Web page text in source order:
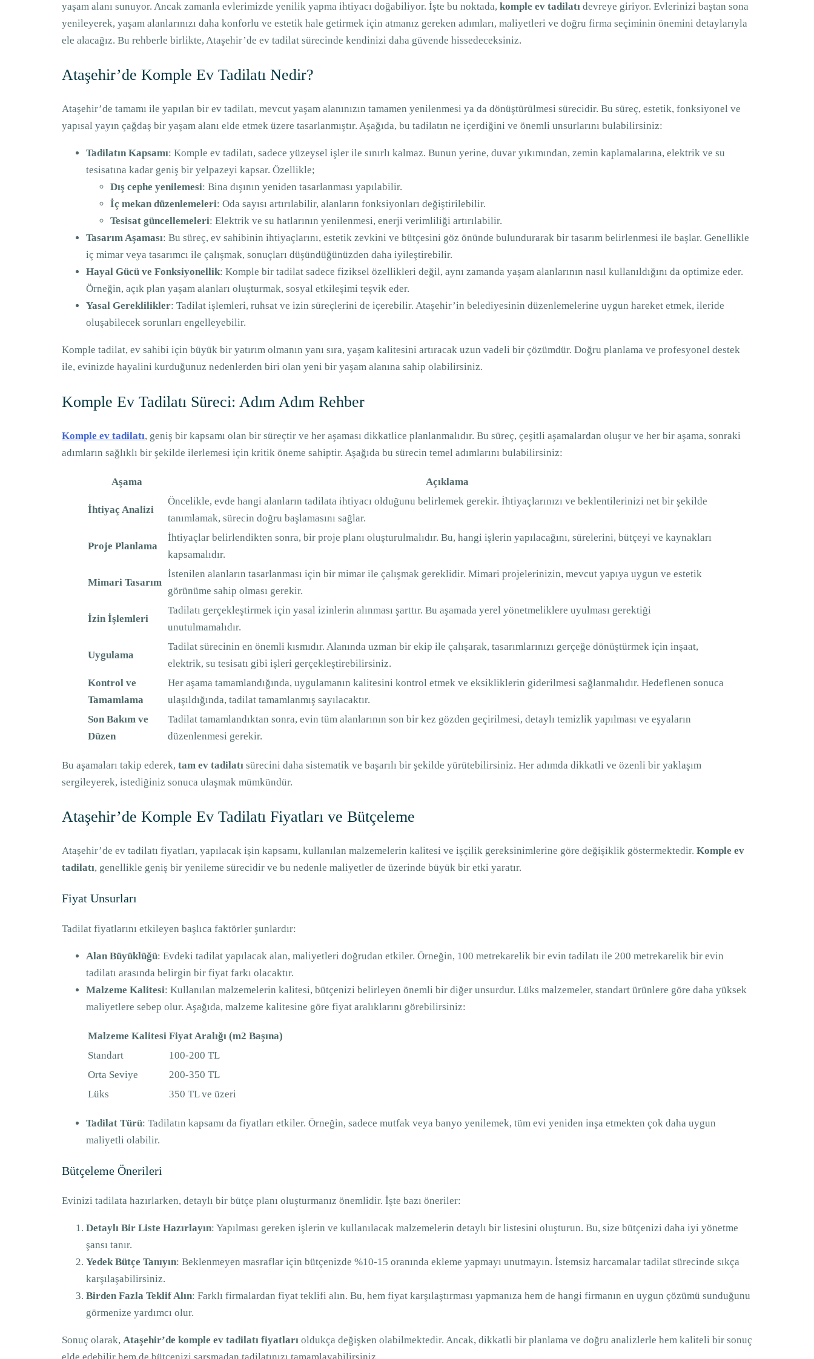
yaşam alanı sunuyor. Ancak zamanla evlerimizde yenilik yapma ihtiyacı doğabiliyor. İşte bu noktada, komple ev tadilatı devreye giriyor. Evlerinizi baştan sona
yenileyerek, yaşam alanlarınızı daha konforlu ve estetik hale getirmek için atmanız gereken adımları, maliyetleri ve doğru firma seçiminin önemini detaylarıyla
ele alacağız. Bu rehberle birlikte, Ataşehir’de ev tadilat sürecinde kendinizi daha güvende hissedeceksiniz.
Ataşehir’de Komple Ev Tadilatı Nedir?
Ataşehir’de tamamı ile yapılan bir ev tadilatı, mevcut yaşam alanınızın tamamen yenilenmesi ya da dönüştürülmesi sürecidir. Bu süreç, estetik, fonksiyonel ve
yapısal yayın çağdaş bir yaşam alanı elde etmek üzere tasarlanmıştır. Aşağıda, bu tadilatın ne içerdiğini ve önemli unsurlarını bulabilirsiniz:
Tadilatın Kapsamı: Komple ev tadilatı, sadece yüzeysel işler ile sınırlı kalmaz. Bunun yerine, duvar yıkımından, zemin kaplamalarına, elektrik ve su
tesisatına kadar geniş bir yelpazeyi kapsar. Özellikle;
Dış cephe yenilemesi: Bina dışının yeniden tasarlanması yapılabilir.
İç mekan düzenlemeleri: Oda sayısı artırılabilir, alanların fonksiyonları değiştirilebilir.
Tesisat güncellemeleri: Elektrik ve su hatlarının yenilenmesi, enerji verimliliği artırılabilir.
Tasarım Aşaması: Bu süreç, ev sahibinin ihtiyaçlarını, estetik zevkini ve bütçesini göz önünde bulundurarak bir tasarım belirlenmesi ile başlar. Genellikle
iç mimar veya tasarımcı ile çalışmak, sonuçları düşündüğünüzden daha iyileştirebilir.
Hayal Gücü ve Fonksiyonellik: Komple bir tadilat sadece fiziksel özellikleri değil, aynı zamanda yaşam alanlarının nasıl kullanıldığını da optimize eder.
Örneğin, açık plan yaşam alanları oluşturmak, sosyal etkileşimi teşvik eder.
Yasal Gereklilikler: Tadilat işlemleri, ruhsat ve izin süreçlerini de içerebilir. Ataşehir’in belediyesinin düzenlemelerine uygun hareket etmek, ileride
oluşabilecek sorunları engelleyebilir.
Komple tadilat, ev sahibi için büyük bir yatırım olmanın yanı sıra, yaşam kalitesini artıracak uzun vadeli bir çözümdür. Doğru planlama ve profesyonel destek
ile, evinizde hayalini kurduğunuz nedenlerden biri olan yeni bir yaşam alanına sahip olabilirsiniz.
Komple Ev Tadilatı Süreci: Adım Adım Rehber
Komple ev tadilatı, geniş bir kapsamı olan bir süreçtir ve her aşaması dikkatlice planlanmalıdır. Bu süreç, çeşitli aşamalardan oluşur ve her bir aşama, sonraki
adımların sağlıklı bir şekilde ilerlemesi için kritik öneme sahiptir. Aşağıda bu sürecin temel adımlarını bulabilirsiniz:
Aşama Açıklama
İhtiyaç Analizi
Öncelikle, evde hangi alanların tadilata ihtiyacı olduğunu belirlemek gerekir. İhtiyaçlarınızı ve beklentilerinizi net bir şekilde
tanımlamak, sürecin doğru başlamasını sağlar.
Proje Planlama
İhtiyaçlar belirlendikten sonra, bir proje planı oluşturulmalıdır. Bu, hangi işlerin yapılacağını, sürelerini, bütçeyi ve kaynakları
kapsamalıdır.
Mimari Tasarım
İstenilen alanların tasarlanması için bir mimar ile çalışmak gereklidir. Mimari projelerinizin, mevcut yapıya uygun ve estetik
görünüme sahip olması gerekir.
İzin İşlemleri
Tadilatı gerçekleştirmek için yasal izinlerin alınması şarttır. Bu aşamada yerel yönetmeliklere uyulması gerektiği
unutulmamalıdır.
Uygulama
Tadilat sürecinin en önemli kısmıdır. Alanında uzman bir ekip ile çalışarak, tasarımlarınızı gerçeğe dönüştürmek için inşaat,
elektrik, su tesisatı gibi işleri gerçekleştirebilirsiniz.
Kontrol ve
Tamamlama
Her aşama tamamlandığında, uygulamanın kalitesini kontrol etmek ve eksikliklerin giderilmesi sağlanmalıdır. Hedeflenen sonuca
ulaşıldığında, tadilat tamamlanmış sayılacaktır.
Son Bakım ve
Düzen
Tadilat tamamlandıktan sonra, evin tüm alanlarının son bir kez gözden geçirilmesi, detaylı temizlik yapılması ve eşyaların
düzenlenmesi gerekir.
Bu aşamaları takip ederek, tam ev tadilatı sürecini daha sistematik ve başarılı bir şekilde yürütebilirsiniz. Her adımda dikkatli ve özenli bir yaklaşım
sergileyerek, istediğiniz sonuca ulaşmak mümkündür.
Ataşehir’de Komple Ev Tadilatı Fiyatları ve Bütçeleme
Ataşehir’de ev tadilatı fiyatları, yapılacak işin kapsamı, kullanılan malzemelerin kalitesi ve işçilik gereksinimlerine göre değişiklik göstermektedir. Komple ev
tadilatı, genellikle geniş bir yenileme sürecidir ve bu nedenle maliyetler de üzerinde büyük bir etki yaratır.
Fiyat Unsurları
Tadilat fiyatlarını etkileyen başlıca faktörler şunlardır:
Alan Büyüklüğü: Evdeki tadilat yapılacak alan, maliyetleri doğrudan etkiler. Örneğin, 100 metrekarelik bir evin tadilatı ile 200 metrekarelik bir evin
tadilatı arasında belirgin bir fiyat farkı olacaktır.
Malzeme Kalitesi: Kullanılan malzemelerin kalitesi, bütçenizi belirleyen önemli bir diğer unsurdur. Lüks malzemeler, standart ürünlere göre daha yüksek
maliyetlere sebep olur. Aşağıda, malzeme kalitesine göre fiyat aralıklarını görebilirsiniz:
Malzeme Kalitesi Fiyat Aralığı (m2 Başına)
Standart
100-200 TL
Orta Seviye
200-350 TL
Lüks
350 TL ve üzeri
Tadilat Türü: Tadilatın kapsamı da fiyatları etkiler. Örneğin, sadece mutfak veya banyo yenilemek, tüm evi yeniden inşa etmekten çok daha uygun
maliyetli olabilir.
Bütçeleme Önerileri
Evinizi tadilata hazırlarken, detaylı bir bütçe planı oluşturmanız önemlidir. İşte bazı öneriler:
Detaylı Bir Liste Hazırlayın: Yapılması gereken işlerin ve kullanılacak malzemelerin detaylı bir listesini oluşturun. Bu, size bütçenizi daha iyi yönetme
şansı tanır.
Yedek Bütçe Tanıyın: Beklenmeyen masraflar için bütçenizde %10-15 oranında ekleme yapmayı unutmayın. İstemsiz harcamalar tadilat sürecinde sıkça
karşılaşabilirsiniz.
Birden Fazla Teklif Alın: Farklı firmalardan fiyat teklifi alın. Bu, hem fiyat karşılaştırması yapmanıza hem de hangi firmanın en uygun çözümü sunduğunu
görmenize yardımcı olur.
Sonuç olarak, Ataşehir’de komple ev tadilatı fiyatları oldukça değişken olabilmektedir. Ancak, dikkatli bir planlama ve doğru analizlerle hem kaliteli bir sonuç